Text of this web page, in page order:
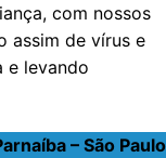
com nossos
assim de vírus e
e levando
– São Paulo